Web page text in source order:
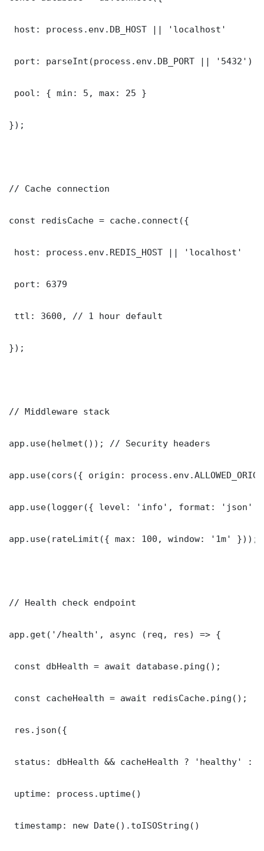
host: process.env.DB_HOST || 'localhost'
port: parseInt(process.env.DB_PORT || '5432')
pool: { min: 5, max: 25 }
});
// Cache connection
const redisCache = cache.connect({
host: process.env.REDIS_HOST || 'localhost'
port: 6379
ttl: 3600, // 1 hour default
});
// Middleware stack
app.use(helmet()); // Security headers
app.use(cors({ origin:
app.use(logger({ level: 'info', format: 'json'
app.use(rateLimit({ max: 100, window: '1m' }));
// Health check endpoint
app.get('/health', async (req, res) => {
const dbHealth = await database.ping();
const cacheHealth = await redisCache.ping();
res.json({
status: dbHealth && cacheHealth ? 'healthy' :
uptime: process.uptime()
timestamp: new Date().toISOString()